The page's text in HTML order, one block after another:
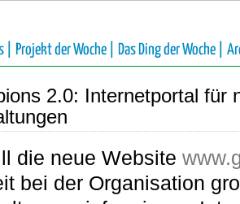
Projekt der Woche | Das Ding der Woche |
2.0: Internetportal für
die neue Website
bei der Organisation